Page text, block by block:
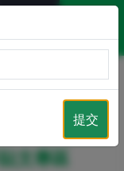
申請可扣稅
文專區
提交